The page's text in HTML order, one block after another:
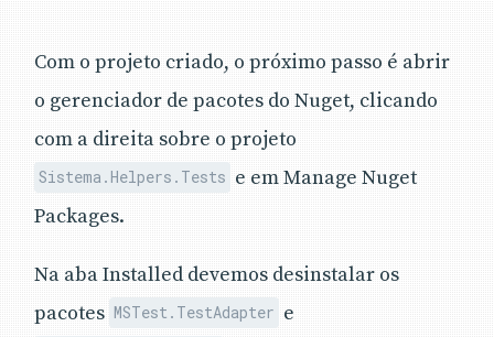
Com o projeto criado, o próximo passo é abrir
o gerenciador de pacotes do Nuget, clicando
com a direita sobre o projeto
Sistema.Helpers.Tests e em Manage Nuget
Packages.
Na aba Installed devemos desinstalar os
pacotes MSTest.TestAdapter e